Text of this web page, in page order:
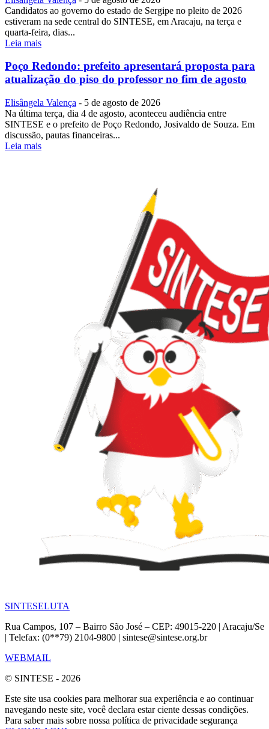
Candidatos ao governo do estado de Sergipe no pleito de 2026
estiveram na sede central do SINTESE, em Aracaju, na terça e
quarta-feira, dias...
Leia mais
Poço Redondo: prefeito apresentará proposta para
atualização do piso do professor no fim de agosto
Elisângela Valença - 5 de agosto de 2026
Na última terça, dia 4 de agosto, aconteceu audiência entre
SINTESE e o prefeito de Poço Redondo, Josivaldo de Souza. Em
discussão, pautas financeiras...
Leia mais
SINTESELUTA
Rua Campos, 107 – Bairro São José – CEP: 49015-220 | Aracaju/Se
| Telefax: (0**79) 2104-9800 | sintese@sintese.org.br
WEBMAIL
© SINTESE - 2026
Este site usa cookies para melhorar sua experiência e ao continuar
navegando neste site, você declara estar ciente dessas condições.
Para saber mais sobre nossa política de privacidade segurança